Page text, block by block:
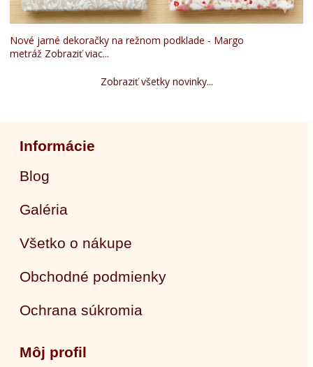
Nové jarné dekoračky na režnom podklade - Margo
metráž Zobraziť viac...
Zobraziť všetky novinky...
Informácie
Blog
Galéria
Všetko o nákupe
Obchodné podmienky
Ochrana súkromia
Môj profil